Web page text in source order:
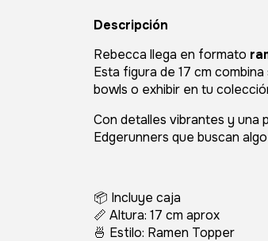
Descripción
Rebecca llega en formato
Esta figura de 17 cm
bowls o exhibir en tu
Con detalles vibrantes y una
Edgerunners que buscan
📦 Incluye caja
📏 Altura: 17 cm aprox
🍜 Estilo: Ramen Topper